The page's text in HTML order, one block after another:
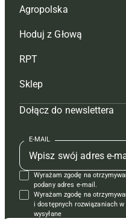
Agropolska
Redakcja
Reklama
Tagi
Mapa serwisu
Kontakt
Regulamin
Polityka prywatności
Hoduj z Głową
Hoduj z głową bydło
Hoduj z głową świnie
Prenumerata
Redakcja
Kontakt
Reklama
RPT
Redakcja
Prenumerata
Reklama
Kontakt
Krzyżówki
Sklep
Czasopisma i prenumerata
Książki
Regulamin
Dołącz do newslettera
E-MAIL
Wyrażam zgodę na
podany adres e-mail.
Wyrażam zgodę na
i dostępnych rozwiązaniach
wysyłane